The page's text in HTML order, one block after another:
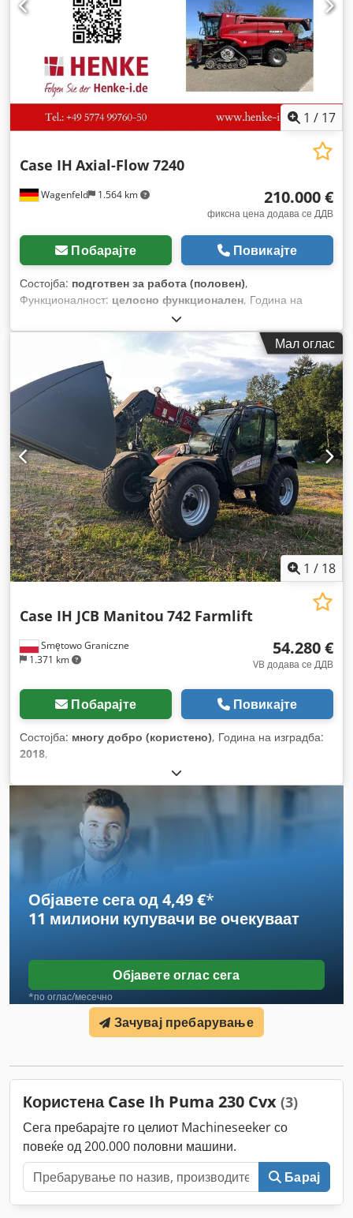
1 / 17
Wagenfeld 1.564 km
Case IH Axial-Flow 7240
210.000 €
фиксна цена додава се ДДВ
Побарајте Повикајте
Состојба: подготвен за работа (половен),
Функционалност: целосно функционален, Година на
, работни часови:
(497,62 коњски сили), тип на гориво:дизел, максимална
, прва регистрација:
, следен
преглед (TÜV):07/2026 , димензија на задна гума:500/85
R24, број на машина/возило:YHG233775, Опрема:кабина,
клима уред, косачка за силовина, осветлување,
приклучок за приколка,
Мал оглас
1 / 18
Smętowo Graniczne
1.371 km
Case IH JCB Manitou 742 Farmlift
54.280 €
VB додава се ДДВ
Побарајте Повикајте
Состојба: многу добро (користено), Година на изградба:
2018,
Објавете сега од 4,49 €*
11 милиони купувачи ве очекуваат
Објавете оглас сега
*по оглас/месечно
Зачувај пребарување
Користена Case Ih Puma 230 Cvx (3)
Сега пребарајте го целиот Machineseeker со
повеќе од 200.000 половни машини.
Барај